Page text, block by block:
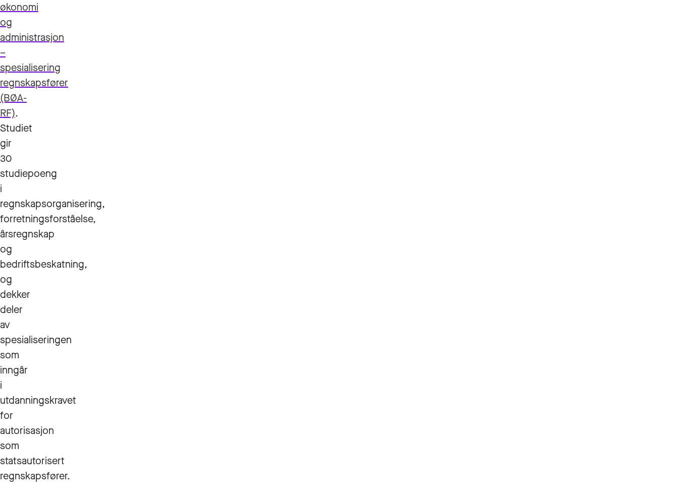
økonomi
og
administrasjon
–
spesialisering
regnskapsfører
(BØA-
RF).
Studiet
gir
30
studiepoeng
i
regnskapsorganisering,
forretningsforståelse,
årsregnskap
og
bedriftsbeskatning,
og
dekker
deler
av
spesialiseringen
som
inngår
i
utdanningskravet
for
autorisasjon
som
statsautorisert
regnskapsfører.